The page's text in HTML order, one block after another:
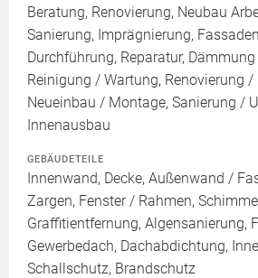
Beratung, Renovierung, Neubau
Sanierung, Imprägnierung,
Durchführung, Reparatur,
Reinigung / Wartung, Renovierung
Neueinbau / Montage, Sanierung /
Innenausbau
GEBÄUDETEILE
Innenwand, Decke, Außenwand /
Zargen, Fenster / Rahmen,
Graffitientfernung, Algensanierung,
Gewerbedach, Dachabdichtung,
Schallschutz, Brandschutz